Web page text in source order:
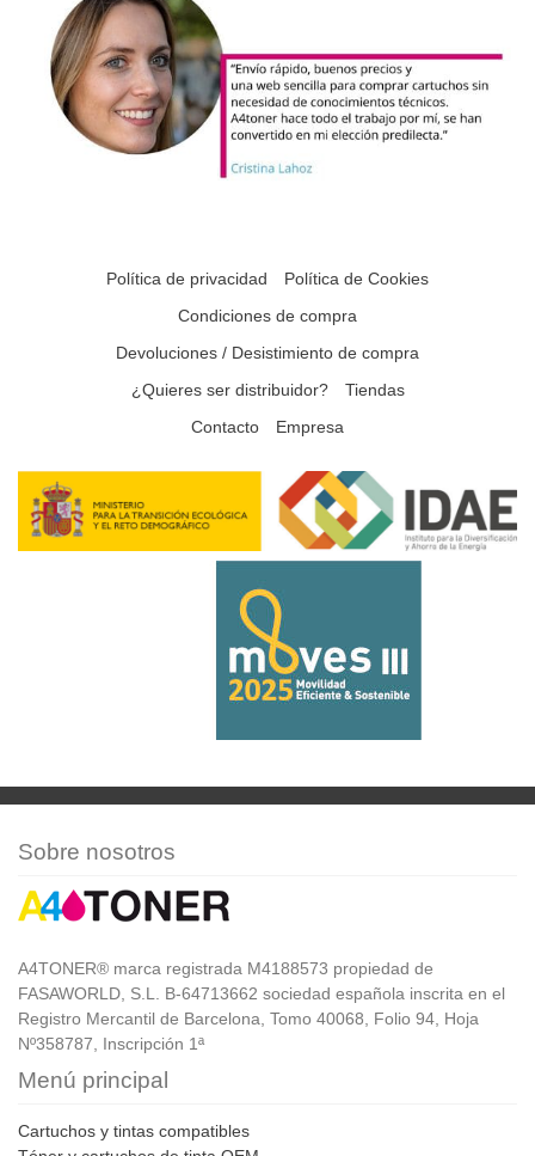
Política de privacidad
Política de Cookies
Condiciones de compra
Devoluciones / Desistimiento de compra
¿Quieres ser distribuidor?
Tiendas
Contacto
Empresa
Sobre nosotros
A4TONER® marca registrada M4188573 propiedad de
FASAWORLD, S.L. B-64713662 sociedad española inscrita en el
Registro Mercantil de Barcelona, Tomo 40068, Folio 94, Hoja
Nº358787, Inscripción 1ª
Menú principal
Cartuchos y tintas compatibles